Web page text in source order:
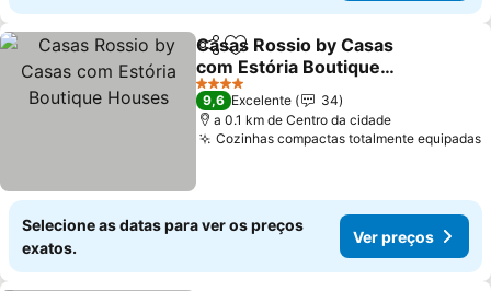
PartilharAdicionar aos favoritos
Casas Rossio by Casas
com Estória Boutique
Houses
4 Estrelas
9,6 Excelente
34
a 0.1 km de Centro da cidade
Cozinhas compactas totalmente equipadas
Selecione as datas para ver os preços
exatos.
Ver preços